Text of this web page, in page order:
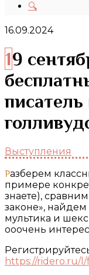
🔍
16.09.2024
19 сентября проведу
Выступления
Разберем классные сценарные приемы на
примере
знаете),
законе»,
мультика и
ооочень
https://ridero.ru/